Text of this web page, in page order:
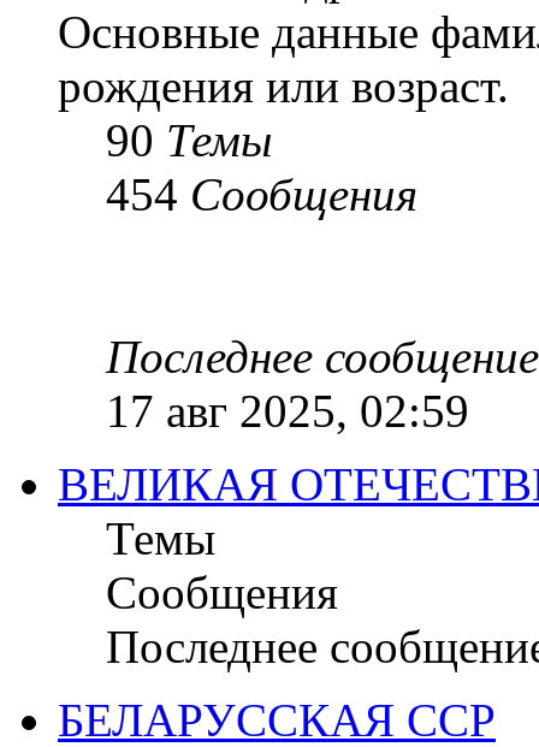
Основные данные
рождения или возраст.
90 Темы
454 Сообщения
Последнее сообщение
17 авг 2025, 02:59
ВЕЛИКАЯ
Темы
Сообщения
Последнее
БЕЛАРУССКАЯ ССР